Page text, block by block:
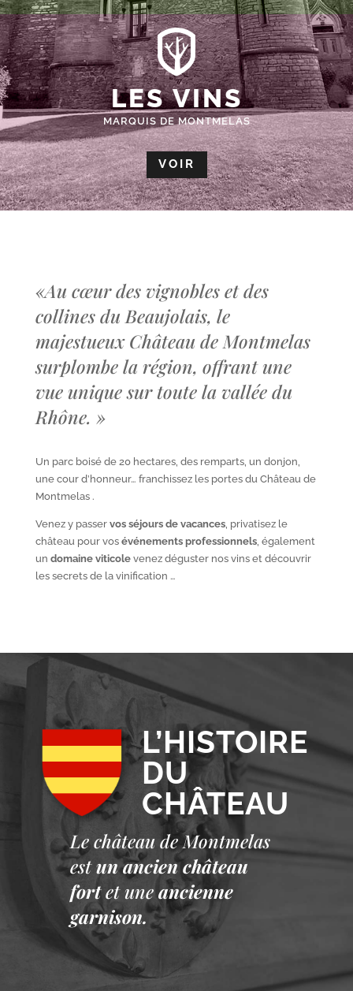
LES VINS
MARQUIS DE MONTMELAS
VOIR
«Au cœur des vignobles et des
collines du Beaujolais, le
majestueux Château de Montmelas
surplombe la région, offrant une
vue unique sur toute la vallée du
Rhône. »
Un parc boisé de 20 hectares, des remparts, un donjon,
une cour d’honneur… franchissez les portes du Château de
Montmelas .
Venez y passer vos séjours de vacances, privatisez le
château pour vos événements professionnels, également
un domaine viticolevenez déguster nos vins et découvrir
les secrets de la vinification …
L’HISTOIRE
DU
CHÂTEAU
Le château de Montmelas
est un ancien château
fort et une ancienne
garnison.